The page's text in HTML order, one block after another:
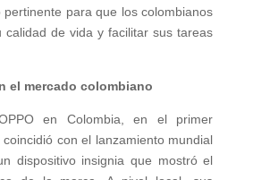
para que los colombianos
calidad de vida y facilitar sus tareas
el mercado colombiano
en Colombia, en el primer
con el lanzamiento mundial
dispositivo insignia que mostró el